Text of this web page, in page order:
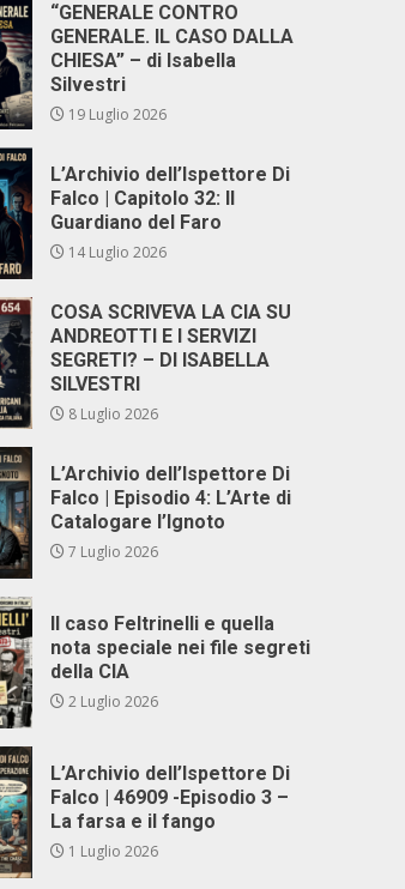
“GENERALE CONTRO
GENERALE. IL CASO DALLA
CHIESA” – di Isabella
Silvestri
19 Luglio 2026
L’Archivio dell’Ispettore Di
Falco | Capitolo 32: Il
Guardiano del Faro
14 Luglio 2026
COSA SCRIVEVA LA CIA SU
ANDREOTTI E I SERVIZI
SEGRETI? – DI ISABELLA
SILVESTRI
8 Luglio 2026
L’Archivio dell’Ispettore Di
Falco | Episodio 4: L’Arte di
Catalogare l’Ignoto
7 Luglio 2026
Il caso Feltrinelli e quella
nota speciale nei file segreti
della CIA
2 Luglio 2026
L’Archivio dell’Ispettore Di
Falco | 46909 -Episodio 3 –
La farsa e il fango
1 Luglio 2026